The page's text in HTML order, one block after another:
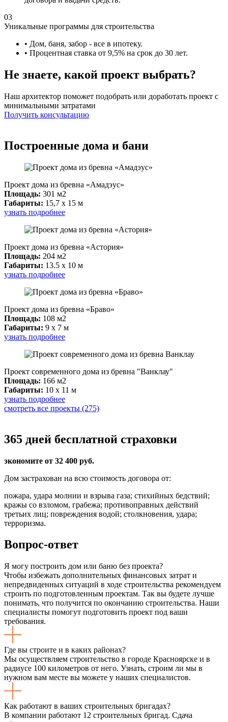
03
Уникальные программы для строительства
• Дом, баня, забор - все в ипотеку.
• Процентная ставка от 9,5% на срок до 30 лет.
Не знаете, какой проект выбрать?
Наш архитектор поможет подобрать или доработать проект с
минимальными затратами
Получить консультацию
Построенные дома и бани
Проект дома из бревна «Амадэус»
Площадь: 301 м2
Габариты: 15,7 x 15 м
узнать подробнее
Проект дома из бревна «Астория»
Площадь: 204 м2
Габариты: 13.5 x 10 м
узнать подробнее
Проект дома из бревна «Браво»
Площадь: 108 м2
Габариты: 9 x 7 м
узнать подробнее
Проект современного дома из бревна "Ванклау"
Площадь: 166 м2
Габариты: 10 x 11 м
узнать подробнее
смотреть все проекты (275)
365 дней бесплатной страховки
экономите от 32 400 руб.
Дом застрахован на всю стоимость договора от:
пожара, удара молнии и взрыва газа; стихийных бедствий;
кражы со взломом, грабежа; противоправных действий
третьих лиц; повреждения водой; столкновения, удара;
терроризма.
Вопрос-ответ
Я могу построить дом или баню без проекта?
Чтобы избежать дополнительных финансовых затрат и
непредвиденных ситуаций в ходе строительства рекомендуем
строить по подготовленным проектам. Так вы будете лучше
понимать, что получится по окончанию строительства. Наши
специалисты помогут подготовить проект под ваши
требования.
Где вы строите и в каких районах?
Мы осуществляем строительство в городе Красноярске и в
радиусе 100 километров от него. Узнать, строим ли мы в
нужном вам месте вы можете у наших специалистов.
Как работают в ваших строительных бригадах?
В компании работают 12 строительных бригад. Сдача